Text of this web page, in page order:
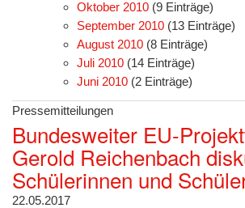
Oktober 2010 (9 Einträge)
September 2010 (13 Einträge)
August 2010 (8 Einträge)
Juli 2010 (14 Einträge)
Juni 2010 (2 Einträge)
Pressemitteilungen
Bundesweiter EU-
Gerold Reichenbach
Schülerinnen und
22.05.2017